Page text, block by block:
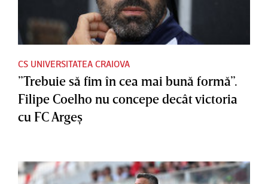
CS UNIVERSITATEA CRAIOVA
”Trebuie să fim în cea mai bună formă”.
Filipe Coelho nu concepe decât victoria
cu FC Argeş